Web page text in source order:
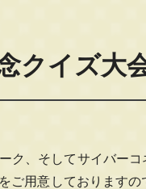
イズ大会
ク、そしてサイバーコ
ご用意しておりますの